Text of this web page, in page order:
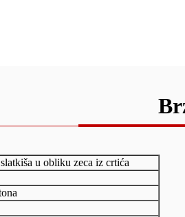
u obliku zeca iz crtića